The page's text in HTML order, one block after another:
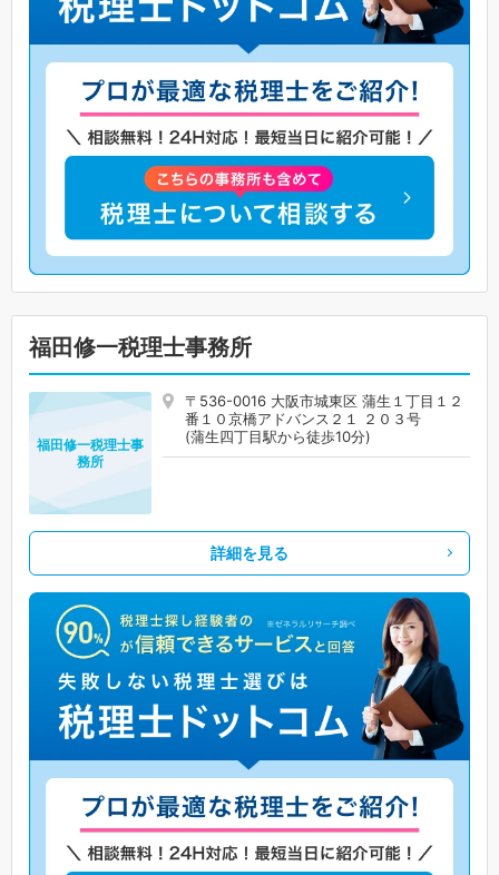
福田修一税理士事務所
〒536-0016 大阪市城東区 蒲生１丁目１２
番１０京橋アドバンス２１ ２０３号
(蒲生四丁目駅から徒歩10分)
福田修一税理士事
務所
詳細を見る